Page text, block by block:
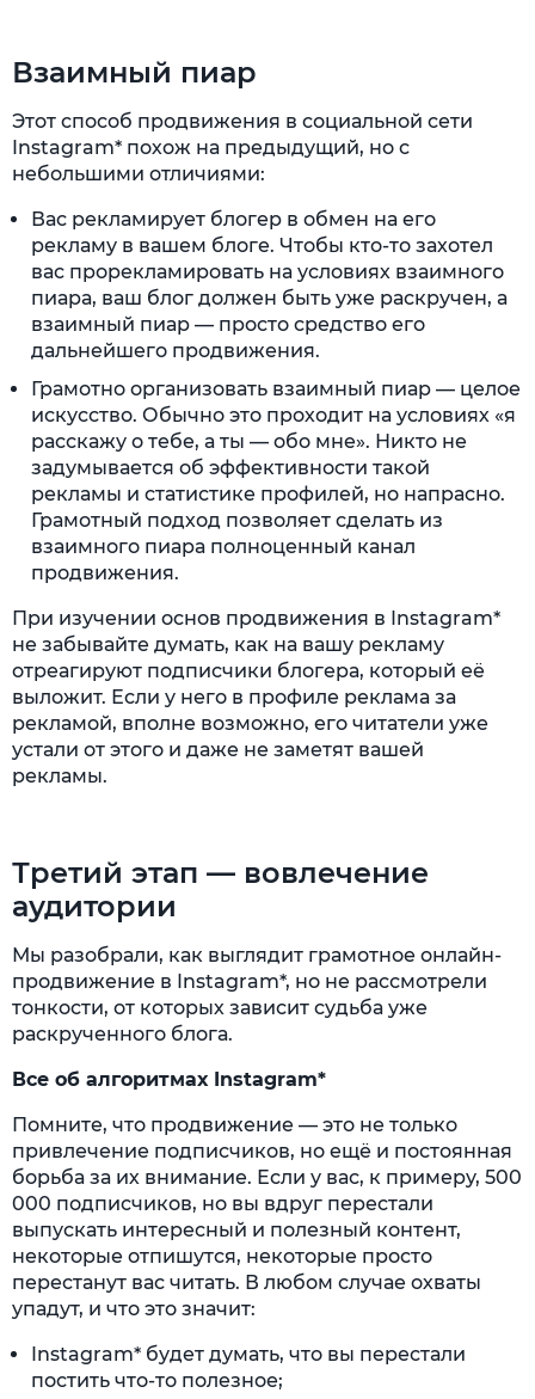
Взаимный пиар
Этот способ продвижения в социальной сети
Instagram* похож на предыдущий, но с
небольшими отличиями:
Вас рекламирует блогер в обмен на его
рекламу в вашем блоге. Чтобы кто-то захотел
вас прорекламировать на условиях взаимного
пиара, ваш блог должен быть уже раскручен, а
взаимный пиар — просто средство его
дальнейшего продвижения.
Грамотно организовать взаимный пиар — целое
искусство. Обычно это проходит на условиях «я
расскажу о тебе, а ты — обо мне». Никто не
задумывается об эффективности такой
рекламы и статистике профилей, но напрасно.
Грамотный подход позволяет сделать из
взаимного пиара полноценный канал
продвижения.
При изучении основ продвижения в Instagram*
не забывайте думать, как на вашу рекламу
отреагируют подписчики блогера, который её
выложит. Если у него в профиле реклама за
рекламой, вполне возможно, его читатели уже
устали от этого и даже не заметят вашей
рекламы.
Третий этап — вовлечение
аудитории
Мы разобрали, как выглядит грамотное онлайн-
продвижение в Instagram*, но не рассмотрели
тонкости, от которых зависит судьба уже
раскрученного блога.
Все об алгоритмах Instagram*
Помните, что продвижение — это не только
привлечение подписчиков, но ещё и постоянная
борьба за их внимание. Если у вас, к примеру, 500
000 подписчиков, но вы вдруг перестали
выпускать интересный и полезный контент,
некоторые отпишутся, некоторые просто
перестанут вас читать. В любом случае охваты
упадут, и что это значит:
Instagram* будет думать, что вы перестали
постить что-то полезное;